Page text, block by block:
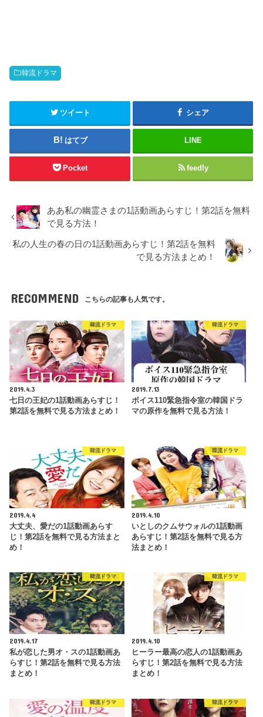
韓流ドラマ
ツイート シェア
はてブ LINE
Pocket feedly
ああ私の幽霊さまの1話動画あらすじ！第2話を無料
で見る方法！
私の人生の春の日の1話動画あらすじ！第2話を無料
で見る方法まとめ！
RECOMMEND こちらの記事も人気です。
韓流ドラマ
2019.4.3
七日の王妃の1話動画あらすじ！
第2話を無料で見る方法まとめ！
韓流ドラマ
2019.7.13
ボイス110緊急指令室の韓国ドラ
マの原作を無料で見る方法！
韓流ドラマ
2019.4.4
大丈夫、愛だの1話動画あらす
じ！第2話を無料で見る方法まと
め！
韓流ドラマ
2019.4.10
いとしのクムサウォルの1話動画
あらすじ！第2話を無料で見る方
法まとめ！
韓流ドラマ
2019.4.17
私が恋した男オ・スの1話動画あ
らすじ！第2話を無料で見る方法
まとめ！
韓流ドラマ
2019.4.10
ヒーラー最高の恋人の1話動画あ
らすじ！第2話を無料で見る方法
まとめ！
韓流ドラマ 韓流ドラマ